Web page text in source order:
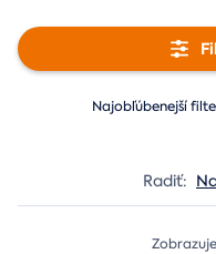
Najobľúbenejší
Radiť: